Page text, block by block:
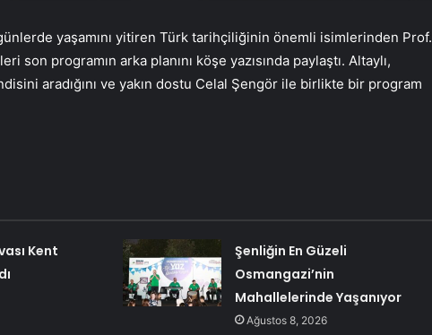
yaşamını yitiren Türk tarihçiliğinin önemli isimlerinden Prof.
son programın arka planını köşe yazısında paylaştı. Altaylı,
aradığını ve yakın dostu Celal Şengör ile birlikte bir program
Kent
Şenliğin En Güzeli
Osmangazi’nin
Mahallelerinde Yaşanıyor
Ağustos 8, 2026